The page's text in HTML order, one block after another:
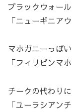
ブラックウォー
「ニューギニア
マホガニーっぽい
「フィリピンマ
チークの代わり
「ユーラシアンチ